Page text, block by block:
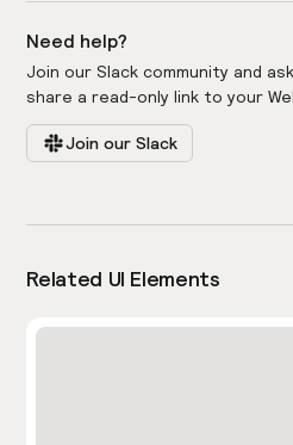
Need help?
Join our Slack community and
share a read-only link to your
Join our Slack
Related UI Elements